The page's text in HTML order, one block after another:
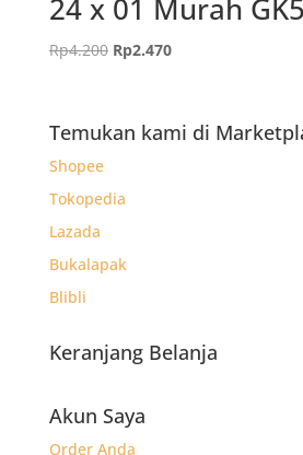
24 x 01 Murah
Rp4.200 Harga
Rp4.200.
Rp2.470Harga
adalah:
Temukan kami di
Shopee
Tokopedia
Lazada
Bukalapak
Blibli
Keranjang Belanja
Akun Saya
Order Anda